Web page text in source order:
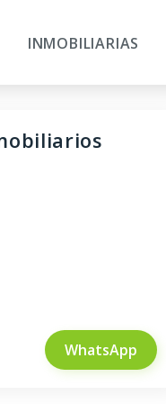
INMOBILIARIAS
WhatsApp